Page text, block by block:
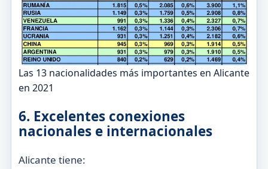
Las 13 nacionalidades más importantes en Alicante
en 2021
6. Excelentes conexiones
nacionales e internacionales
Alicante tiene: